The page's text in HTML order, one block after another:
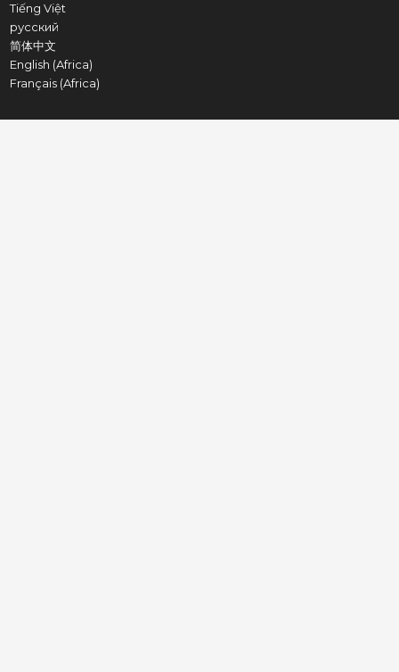
Tiếng Việt
русский
简体中文
English (Africa)
Français (Africa)